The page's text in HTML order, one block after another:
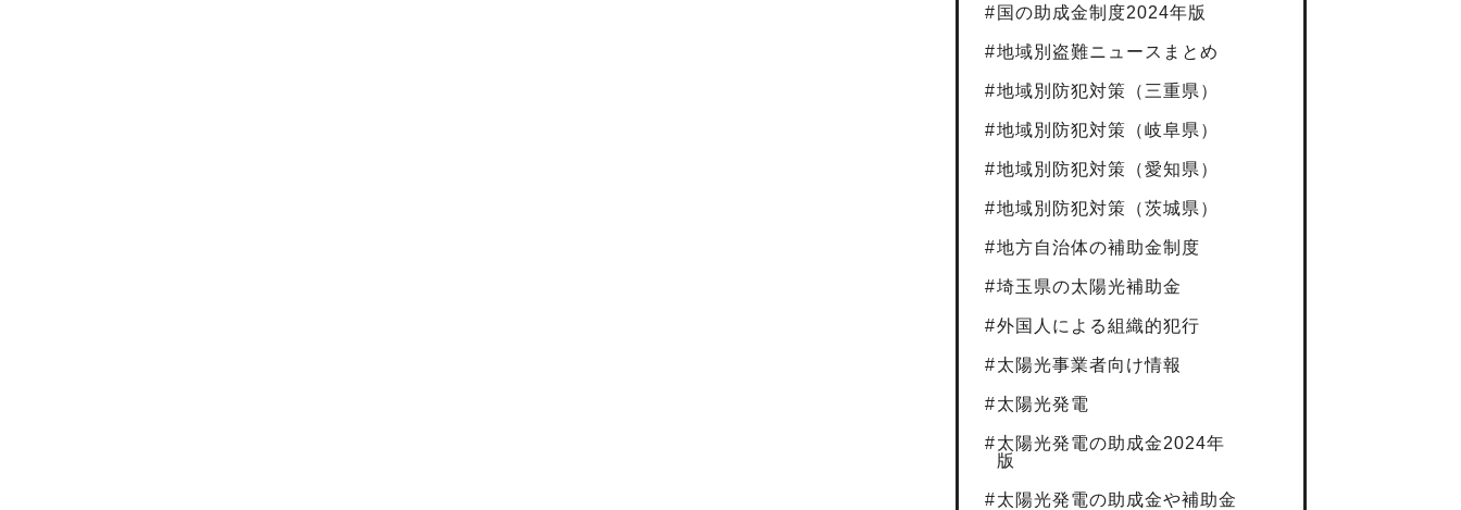
国の助成金制度2024年版
地域別盗難ニュースまとめ
地域別防犯対策（三重県）
地域別防犯対策（岐阜県）
地域別防犯対策（愛知県）
地域別防犯対策（茨城県）
地方自治体の補助金制度
埼玉県の太陽光補助金
外国人による組織的犯行
太陽光事業者向け情報
太陽光発電
太陽光発電の助成金2024年
版
太陽光発電の助成金や補助金